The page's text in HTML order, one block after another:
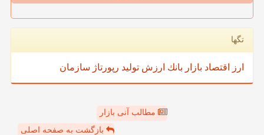
تگها
ارز اقتصاد بازار بانك ارزش تولید رپورتاژ سازمان
مطالب آنی بازار
بازگشت به صفحه اصلی